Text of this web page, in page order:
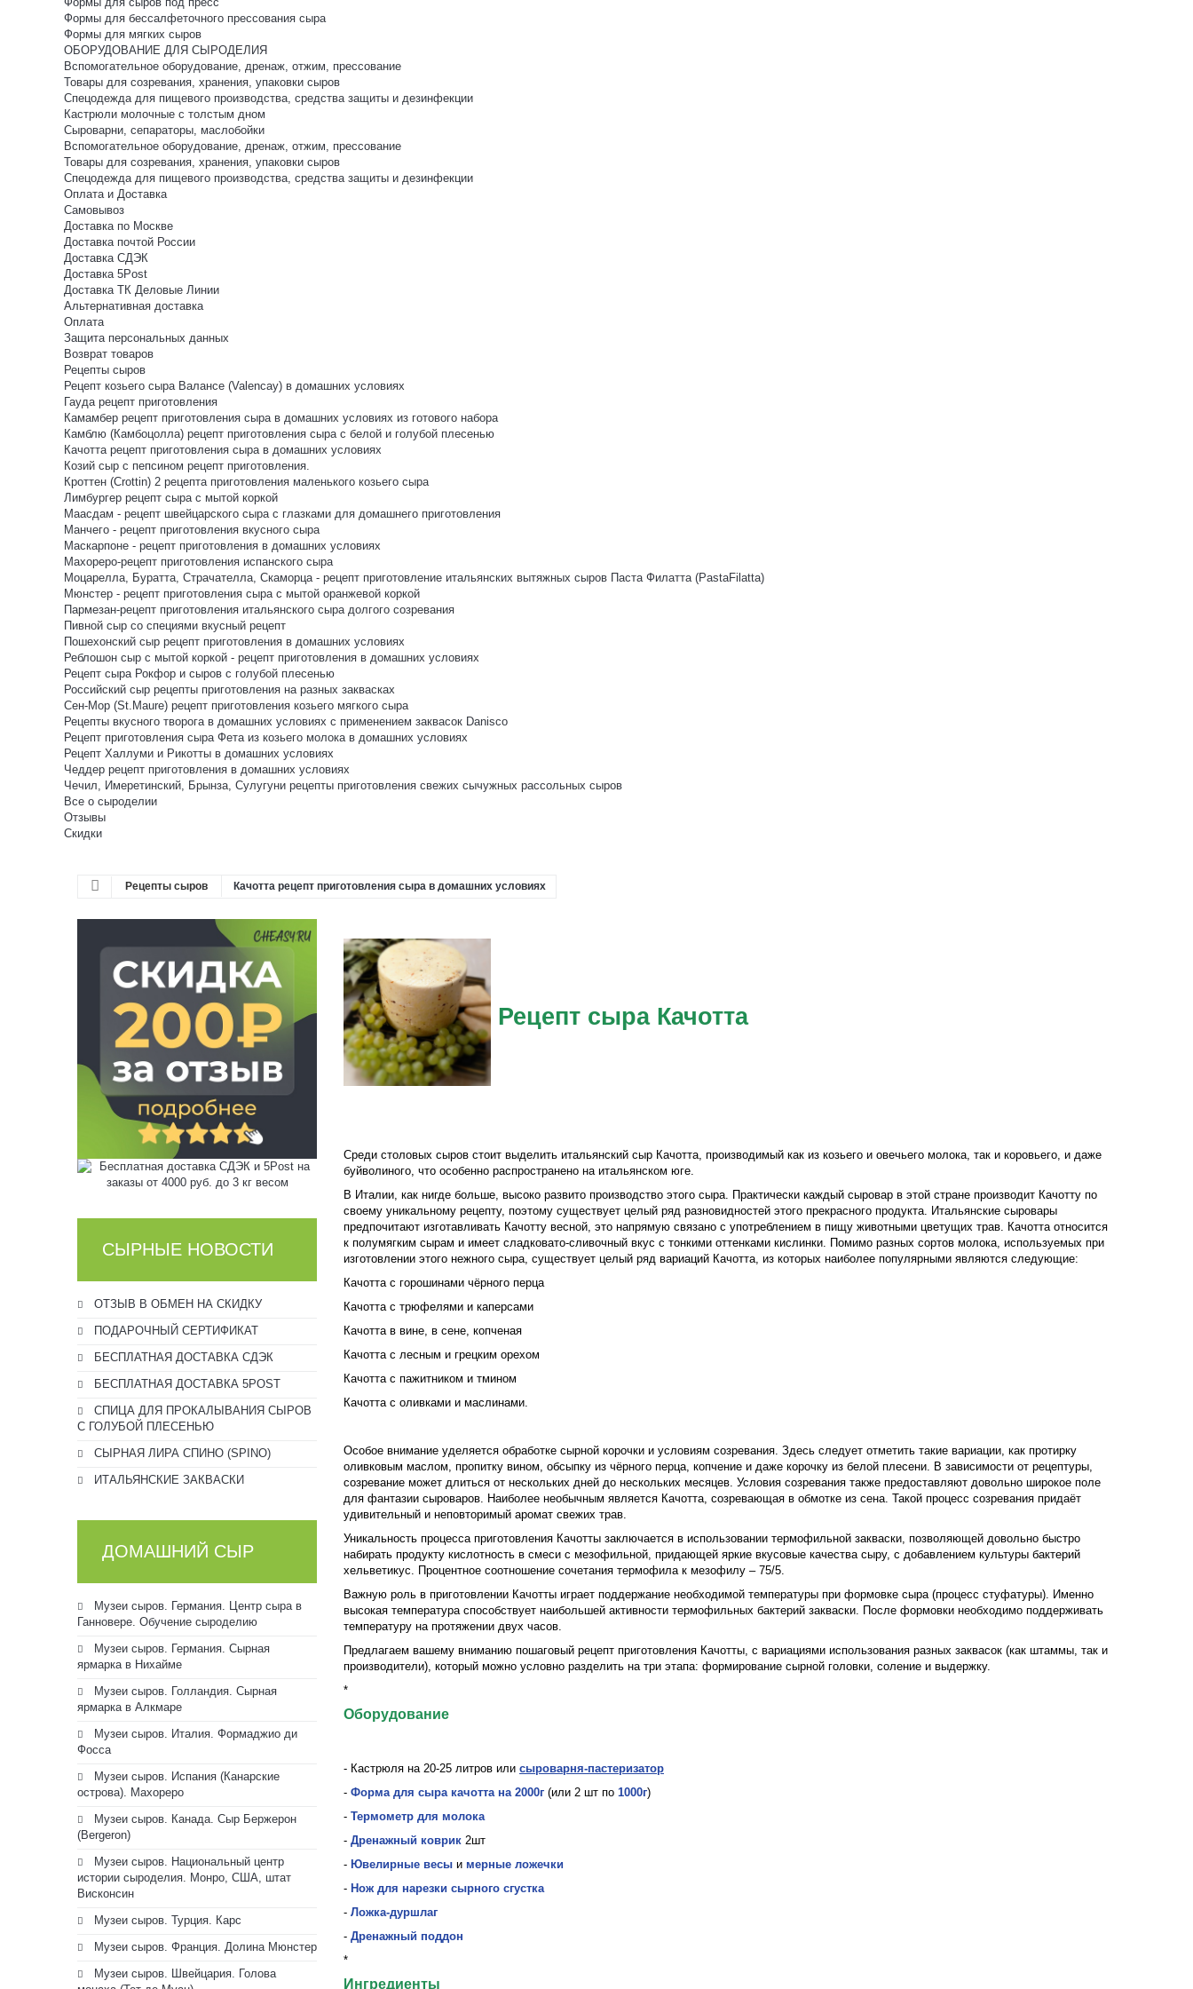
Формы для бессалфеточного прессования сыра
Формы для мягких сыров
ОБОРУДОВАНИЕ ДЛЯ СЫРОДЕЛИЯ
Вспомогательное оборудование, дренаж, отжим, прессование
Товары для созревания, хранения, упаковки сыров
Спецодежда для пищевого производства, средства защиты и дезинфекции
Кастрюли молочные с толстым дном
Сыроварни, сепараторы, маслобойки
Вспомогательное оборудование, дренаж, отжим, прессование
Товары для созревания, хранения, упаковки сыров
Спецодежда для пищевого производства, средства защиты и дезинфекции
Оплата и Доставка
Самовывоз
Доставка по Москве
Доставка почтой России
Доставка СДЭК
Доставка 5Post
Доставка ТК Деловые Линии
Альтернативная доставка
Оплата
Защита персональных данных
Возврат товаров
Рецепты сыров
Рецепт козьего сыра Валансе (Valencay) в домашних условиях
Гауда рецепт приготовления
Камамбер рецепт приготовления сыра в домашних условиях из готового набора
Камблю (Камбоцолла) рецепт приготовления сыра с белой и голубой плесенью
Качотта рецепт приготовления сыра в домашних условиях
Козий сыр с пепсином рецепт приготовления.
Кроттен (Crottin) 2 рецепта приготовления маленького козьего сыра
Лимбургер рецепт сыра с мытой коркой
Маасдам - рецепт швейцарского сыра с глазками для домашнего приготовления
Манчего - рецепт приготовления вкусного сыра
Маскарпоне - рецепт приготовления в домашних условиях
Махореро-рецепт приготовления испанского сыра
Моцарелла, Буратта, Страчателла, Скаморца - рецепт приготовление итальянских вытяжных сыров Паста Филатта (PastaFilatta)
Мюнстер - рецепт приготовления сыра с мытой оранжевой коркой
Пармезан-рецепт приготовления итальянского сыра долгого созревания
Пивной сыр со специями вкусный рецепт
Пошехонский сыр рецепт приготовления в домашних условиях
Реблошон сыр с мытой коркой - рецепт приготовления в домашних условиях
Рецепт сыра Рокфор и сыров с голубой плесенью
Российский сыр рецепты приготовления на разных заквасках
Сен-Мор (St.Maure) рецепт приготовления козьего мягкого сыра
Рецепты вкусного творога в домашних условиях с применением заквасок Danisco
Рецепт приготовления сыра Фета из козьего молока в домашних условиях
Рецепт Халлуми и Рикотты в домашних условиях
Чеддер рецепт приготовления в домашних условиях
Чечил, Имеретинский, Брынза, Сулугуни рецепты приготовления свежих сычужных рассольных сыров
Все о сыроделии
Отзывы
Скидки
Рецепты сыров Качотта рецепт приготовления сыра в домашних условиях
СЫРНЫЕ НОВОСТИ
ОТЗЫВ В ОБМЕН НА СКИДКУ
ПОДАРОЧНЫЙ СЕРТИФИКАТ
БЕСПЛАТНАЯ ДОСТАВКА СДЭК
БЕСПЛАТНАЯ ДОСТАВКА 5POST
СПИЦА ДЛЯ ПРОКАЛЫВАНИЯ СЫРОВ
С ГОЛУБОЙ ПЛЕСЕНЬЮ
СЫРНАЯ ЛИРА СПИНО (SPINO)
ИТАЛЬЯНСКИЕ ЗАКВАСКИ
ДОМАШНИЙ СЫР
Музеи сыров. Германия. Центр сыра в
Ганновере. Обучение сыроделию
Музеи сыров. Германия. Сырная
ярмарка в Нихайме
Музеи сыров. Голландия. Сырная
ярмарка в Алкмаре
Музеи сыров. Италия. Формаджио ди
Фосса
Музеи сыров. Испания (Канарские
острова). Махореро
Музеи сыров. Канада. Сыр Бержерон
(Bergeron)
Музеи сыров. Национальный центр
истории сыроделия. Монро, США, штат
Висконсин
Музеи сыров. Турция. Карс
Музеи сыров. Франция. Долина Мюнстер
Музеи сыров. Швейцария. Голова
Рецепт сыра Качотта
Среди столовых сыров стоит выделить итальянский сыр Качотта, производимый как из козьего и овечьего молока, так и коровьего, и даже
буйволиного, что особенно распространено на итальянском юге.
В Италии, как нигде больше, высоко развито производство этого сыра. Практически каждый сыровар в этой стране производит Качотту по
своему уникальному рецепту, поэтому существует целый ряд разновидностей этого прекрасного продукта. Итальянские сыровары
предпочитают изготавливать Качотту весной, это напрямую связано с употреблением в пищу животными цветущих трав. Качотта относится
к полумягким сырам и имеет сладковато-сливочный вкус с тонкими оттенками кислинки. Помимо разных сортов молока, используемых при
изготовлении этого нежного сыра, существует целый ряд вариаций Качотта, из которых наиболее популярными являются следующие:
Качотта с горошинами чёрного перца
Качотта с трюфелями и каперсами
Качотта в вине, в сене, копченая
Качотта с лесным и грецким орехом
Качотта с пажитником и тмином
Качотта с оливками и маслинами.
Особое внимание уделяется обработке сырной корочки и условиям созревания. Здесь следует отметить такие вариации, как протирку
оливковым маслом, пропитку вином, обсыпку из чёрного перца, копчение и даже корочку из белой плесени. В зависимости от рецептуры,
созревание может длиться от нескольких дней до нескольких месяцев. Условия созревания также предоставляют довольно широкое поле
для фантазии сыроваров. Наиболее необычным является Качотта, созревающая в обмотке из сена. Такой процесс созревания придаёт
удивительный и неповторимый аромат свежих трав.
Уникальность процесса приготовления Качотты заключается в использовании термофильной закваски, позволяющей довольно быстро
набирать продукту кислотность в смеси с мезофильной, придающей яркие вкусовые качества сыру, с добавлением культуры бактерий
хельветикус. Процентное соотношение сочетания термофила к мезофилу – 75/5.
Важную роль в приготовлении Качотты играет поддержание необходимой температуры при формовке сыра (процесс стуфатуры). Именно
высокая температура способствует наибольшей активности термофильных бактерий закваски. После формовки необходимо поддерживать
температуру на протяжении двух часов.
Предлагаем вашему вниманию пошаговый рецепт приготовления Качотты, с вариациями использования разных заквасок (как штаммы, так и
производители), который можно условно разделить на три этапа: формирование сырной головки, соление и выдержку.
*
Оборудование
- Кастрюля на 20-25 литров или сыроварня-пастеризатор
- Форма для сыра качотта на 2000г (или 2 шт по 1000г)
- Термометр для молока
- Дренажный коврик 2шт
- Ювелирные весы и мерные ложечки
- Нож для нарезки сырного сгустка
- Ложка-дуршлаг
- Дренажный поддон
*
Ингредиенты